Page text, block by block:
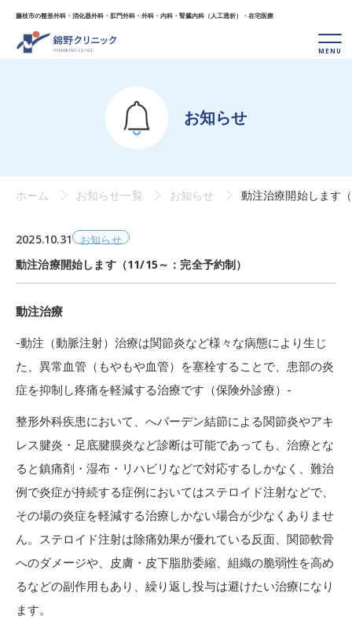
藤枝市の整形外科・消化器外科・肛門外科・外科・ 内科・腎臓内科（人工透析）・在宅医療
お知らせ
ホーム お知らせ一覧 お知らせ 動注治療開始します
2025.10.31 お知らせ
動注治療開始します（11/15～：完全予約制）
動注治療
-動注（動脈注射）治療は関節炎など様々な病態により生じ
た、異常血管（もやもや血管）を塞栓することで、患部の炎
症を抑制し疼痛を軽減する治療です（保険外診療）-
整形外科疾患において、へバーデン結節による関節炎やアキ
レス腱炎・足底腱膜炎など診断は可能であっても、治療とな
ると鎮痛剤・湿布・リハビリなどで対応するしかなく、難治
例で炎症が持続する症例においてはステロイド注射などで、
その場の炎症を軽減する治療しかない場合が少なくありませ
ん。ステロイド注射は除痛効果が優れている反面、関節軟骨
へのダメージや、皮膚・皮下脂肪委縮、組織の脆弱性を高め
るなどの副作用もあり、繰り返し投与は避けたい治療になり
ます。